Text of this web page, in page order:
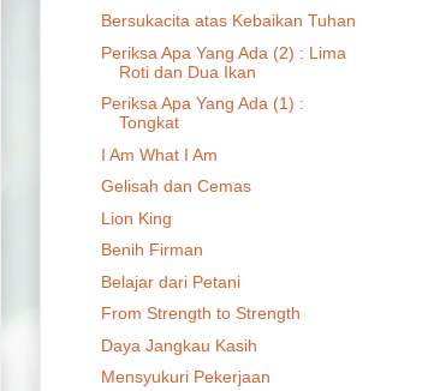
Bersukacita atas Kebaikan Tuhan
Periksa Apa Yang Ada (2) : Lima
Roti dan Dua Ikan
Periksa Apa Yang Ada (1) :
Tongkat
I Am What I Am
Gelisah dan Cemas
Lion King
Benih Firman
Belajar dari Petani
From Strength to Strength
Daya Jangkau Kasih
Mensyukuri Pekerjaan